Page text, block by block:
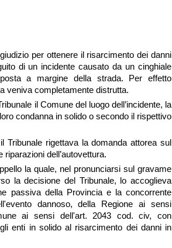
per ottenere il risarcimento dei danni
di un incidente causato da un cinghiale
a margine della strada. Per effetto
veniva completamente distrutta.
il Comune del luogo dell’incidente, la
condanna in solido o secondo il rispettivo
Tribunale rigettava la domanda attorea sul
riparazioni dell’autovettura.
la quale, nel pronunciarsi sul gravame
la decisione del Tribunale, lo accoglieva
passiva della Provincia e la concorrente
dannoso, della Regione ai sensi
ai sensi dell'art. 2043 cod. civ, con
enti in solido al risarcimento dei danni in